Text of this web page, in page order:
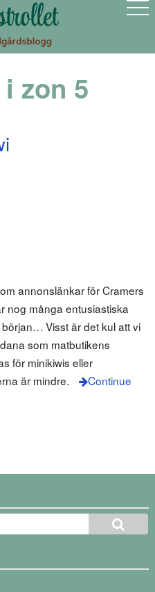
zon 5
annonslänkar för Cramers
nog många entusiastiska
Visst är det kul att vi
som matbutikens
för minikiwis eller
är mindre.
Continue